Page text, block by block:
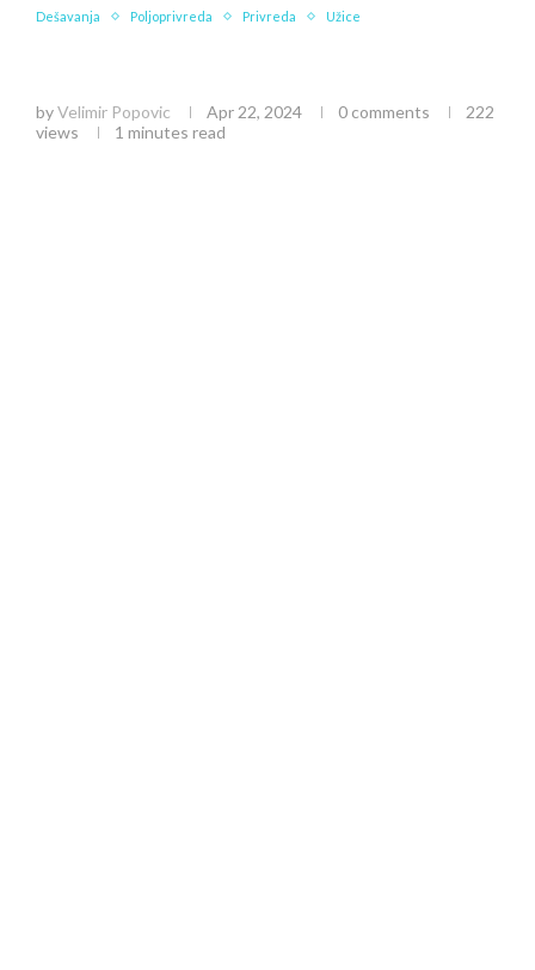
Dešavanja Poljoprivreda Privreda Užice
byVelimir Popovic Apr 22, 2024 0 comments
222
views
1 minutes read